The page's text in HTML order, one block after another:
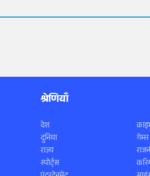
श्रेणियाँ
देश
दुनिया
राज्य
स्पोर्ट्स
गेम्स